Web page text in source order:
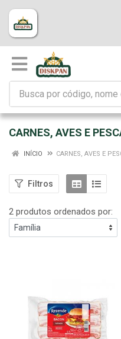
CARNES, AVES E
INÍCIO CARNES, AVES E
Filtros
2 produtos ordenados por: